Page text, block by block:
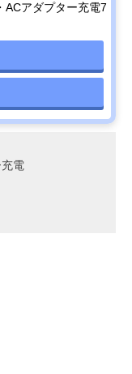
ACアダプター充電7
電